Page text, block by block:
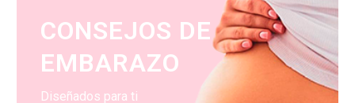
CONSEJOS DE
EMBARAZO
Diseñados para ti